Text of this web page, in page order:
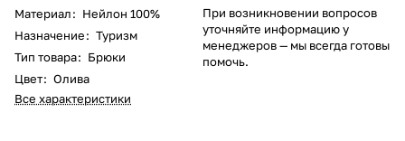
Материал: Нейлон 100%
Назначение: Туризм
Тип товара: Брюки
Цвет: Олива
Все характеристики
При возникновении вопросов
уточняйте информацию у
менеджеров— мы всегда готовы
помочь.